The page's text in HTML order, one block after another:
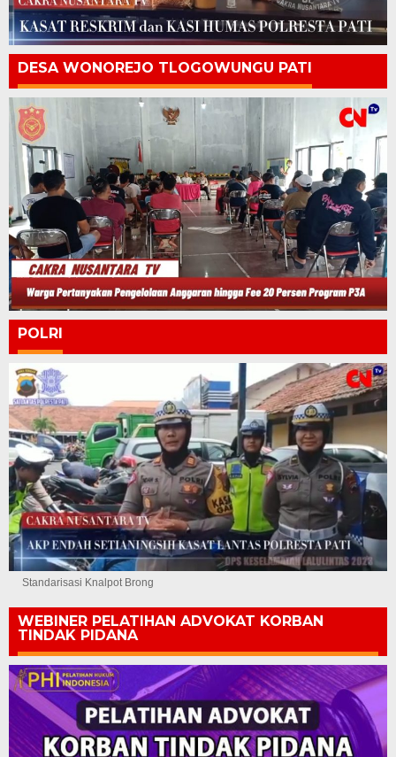
DESA WONOREJO TLOGOWUNGU PATI
POLRI
Standarisasi Knalpot Brong
WEBINER PELATIHAN ADVOKAT KORBAN
TINDAK PIDANA